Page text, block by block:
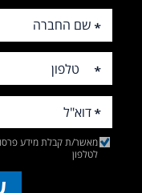
מאשר/ת קבלת מידע
לטלפון